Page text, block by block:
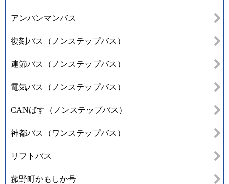
アンパンマンバス
復刻バス（ノンステップバス）
連節バス（ノンステップバス）
電気バス（ノンステップバス）
CANばす（ノンステップバス）
神都バス（ワンステップバス）
リフトバス
菰野町かもしか号